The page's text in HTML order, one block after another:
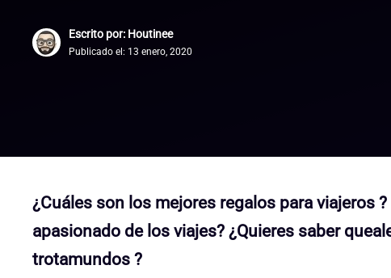
Escrito por: Houtinee
Publicado el: 13 enero, 2020
¿Cuáles son los mejores regalos para viajeros
apasionado de los viajes? ¿Quieres saber
trotamundos ?